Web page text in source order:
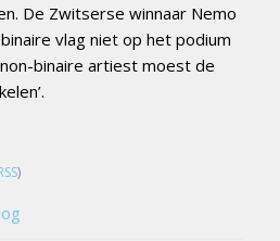
De Zwitserse winnaar Nemo
vlag niet op het podium
binaire artiest moest de
)